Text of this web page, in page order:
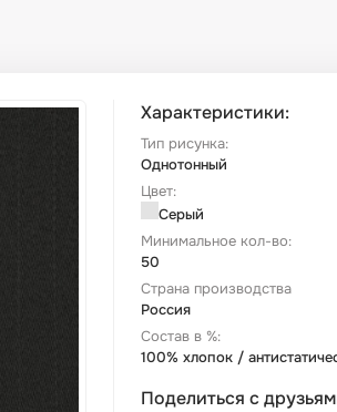
Характеристики:
Тип рисунка:
Однотонный
Цвет:
Серый
Минимальное кол-во:
50
Страна производства
Россия
Состав в %:
100% хлопок /
Поделиться с